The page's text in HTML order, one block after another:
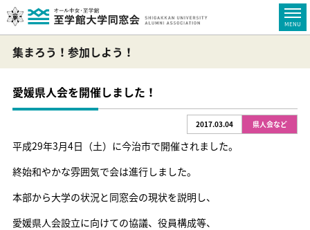
集まろう！参加しよう！
愛媛県人会を開催しました！
2017.03.04 県人会など
平成29年3月4日（土）に今治市で開催されました。
終始和やかな雰囲気で会は進行しました。
本部から大学の状況と同窓会の現状を説明し、
愛媛県人会設立に向けての協議、役員構成等、